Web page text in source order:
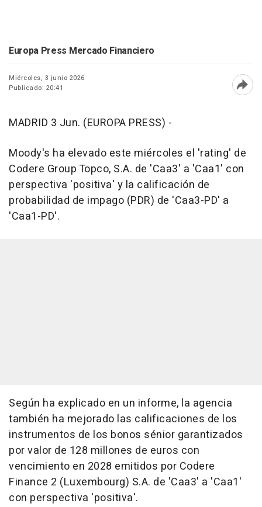
Europa Press Mercado Financiero
Miércoles, 3 junio 2026
Publicado: 20:41
MADRID 3 Jun. (EUROPA PRESS) -
Moody's ha elevado este miércoles el 'rating' de
Codere Group Topco, S.A. de 'Caa3' a 'Caa1' con
perspectiva 'positiva' y la calificación de
probabilidad de impago (PDR) de 'Caa3-PD' a
'Caa1-PD'.
Según ha explicado en un informe, la agencia
también ha mejorado las calificaciones de los
instrumentos de los bonos sénior garantizados
por valor de 128 millones de euros con
vencimiento en 2028 emitidos por Codere
Finance 2 (Luxembourg) S.A. de 'Caa3' a 'Caa1'
con perspectiva 'positiva'.